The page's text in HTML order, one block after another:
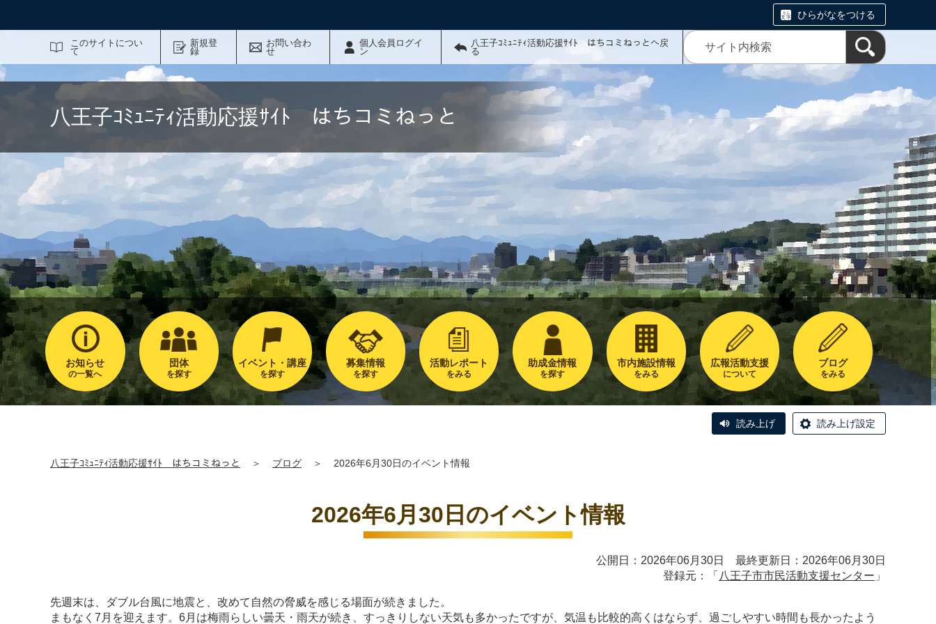
ひらがなをつける
このサイトについ
て
新規登
録
お問い合わ
せ
個人会員ログイ
ン
八王子ｺﾐｭﾆﾃｨ活動応援ｻｲﾄ はちコミねっとへ戻
る
八王子ｺﾐｭﾆﾃｨ活動応援ｻｲﾄ はちコミねっと
お知らせ
の一覧へ
団体
を探す
イベント・講座
を探す
募集情報
を探す
活動レポート
をみる
助成金情報
を探す
市内施設情報
をみる
広報活動支援
について
ブログ
をみる
読み上げ 読み上げ設定
八王子ｺﾐｭﾆﾃｨ活動応援ｻｲﾄ はちコミねっと ＞ ブログ ＞ 2026年6月30日のイベント情報
2026年6月30日のイベント情報
公開日：2026年06月30日 最終更新日：2026年06月30日
登録元：「 八王子市市民活動支援センター 」
先週末は、ダブル台風に地震と、改めて自然の脅威を感じる場面が続きました。
まもなく7月を迎えます。6月は梅雨らしい曇天・雨天が続き、すっきりしない天気も多かったですが、気温も比較的高くはならず、過ごしやすい時間も長かったよう